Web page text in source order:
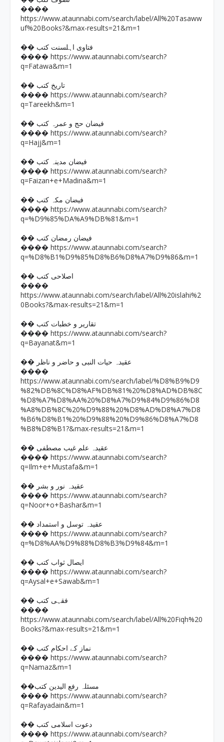
����
https://www.ataunnabi.com/search/label/All%20Tasaww
uf%20Books?&max-results=21&m=1
�� فتاوی اہلسنت کتب
���� https://www.ataunnabi.com/search?
q=Fatawa&m=1
�� تاریخ کتب
���� https://www.ataunnabi.com/search?
q=Tareekh&m=1
�� فیضان حج و عمرہ کتب
���� https://www.ataunnabi.com/search?
q=Hajj&m=1
�� فیضان مدینہ کتب
���� https://www.ataunnabi.com/search?
q=Faizan+e+Madina&m=1
�� فیضان مکہ کتب
���� https://www.ataunnabi.com/search?
q=%D9%85%DA%A9%DB%81&m=1
�� فیضان رمضان کتب
���� https://www.ataunnabi.com/search?
q=%D8%B1%D9%85%D8%B6%D8%A7%D9%86&m=1
�� اصلاحی کتب
����
https://www.ataunnabi.com/search/label/All%20islahi%2
0Books?&max-results=21&m=1
�� تقاریر و خطبات کتب
���� https://www.ataunnabi.com/search?
q=Bayanat&m=1
�� عقیدہ حیات النبی و حاضر و ناظر
����
https://www.ataunnabi.com/search/label/%D8%B9%D9
%82%DB%8C%D8%AF%DB%81%20%D8%AD%DB%8C
%D8%A7%D8%AA%20%D8%A7%D9%84%D9%86%D8
%A8%DB%8C%20%D9%88%20%D8%AD%D8%A7%D8
%B6%D8%B1%20%D9%88%20%D9%86%D8%A7%D8
%B8%D8%B1?&max-results=21&m=1
�� عقیدہ علم غیب مصطفی
���� https://www.ataunnabi.com/search?
q=Ilm+e+Mustafa&m=1
�� عقیدہ نور و بشر
���� https://www.ataunnabi.com/search?
q=Noor+o+Bashar&m=1
�� عقیدہ توسل و استمداد
���� https://www.ataunnabi.com/search?
q=%D8%AA%D9%88%D8%B3%D9%84&m=1
�� ایصال ثواب کتب
���� https://www.ataunnabi.com/search?
q=Aysal+e+Sawab&m=1
�� فقہی کتب
����
https://www.ataunnabi.com/search/label/All%20Fiqh%20
Books?&max-results=21&m=1
�� نماز کے احکام کتب
���� https://www.ataunnabi.com/search?
q=Namaz&m=1
��مسئلہ رفع الیدین کتب
���� https://www.ataunnabi.com/search?
q=Rafayadain&m=1
�� دعوت اسلامی کتب
���� https://www.ataunnabi.com/search?